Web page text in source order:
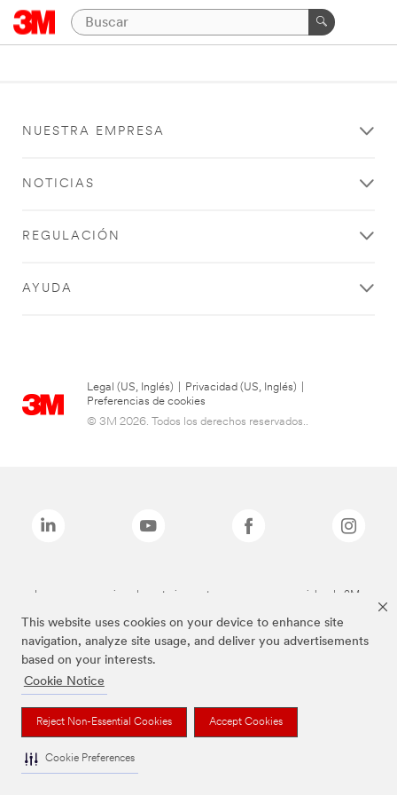
This website uses cookies on your device to enhance site
navigation, analyze site usage, and deliver you advertisements
based on your interests.
Cookie Notice
Reject Non-Essential Cookies Accept Cookies
Cookie Preferences
NUESTRA EMPRESA
NOTICIAS
REGULACIÓN
AYUDA
Legal (US, Inglés) Privacidad (US, Inglés)
Preferencias de cookies
© 3M 2026. Todos los derechos reservados..
Las marcas mencionadas anteriormente son marcas comerciales de 3M.